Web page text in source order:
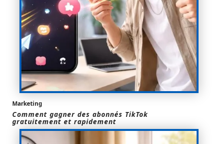
Marketing
Comment gagner des abonnés TikTok
gratuitement et rapidement